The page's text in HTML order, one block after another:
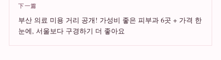
下一篇
부산 의료 미용 거리 공개! 가성비 좋은 피부과 6곳 + 가격 한
눈에, 서울보다 구경하기 더 좋아요